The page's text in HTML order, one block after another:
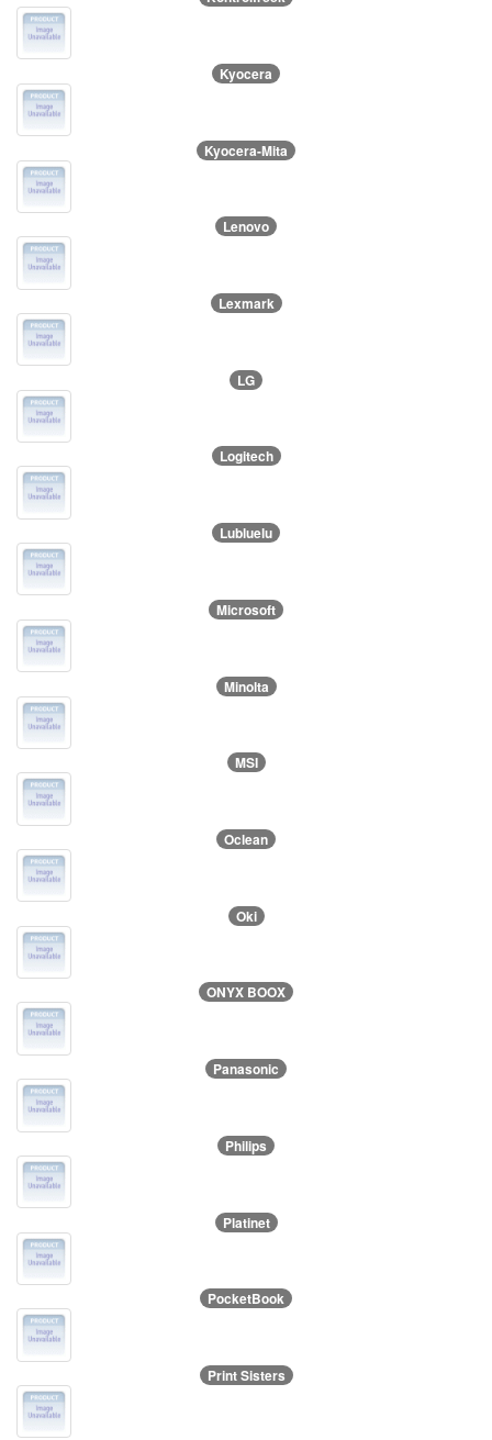
Kyocera
Kyocera-Mita
Lenovo
Lexmark
LG
Logitech
Lubluelu
Microsoft
Minolta
MSI
Oclean
Oki
ONYX BOOX
Panasonic
Philips
Platinet
PocketBook
Print Sisters